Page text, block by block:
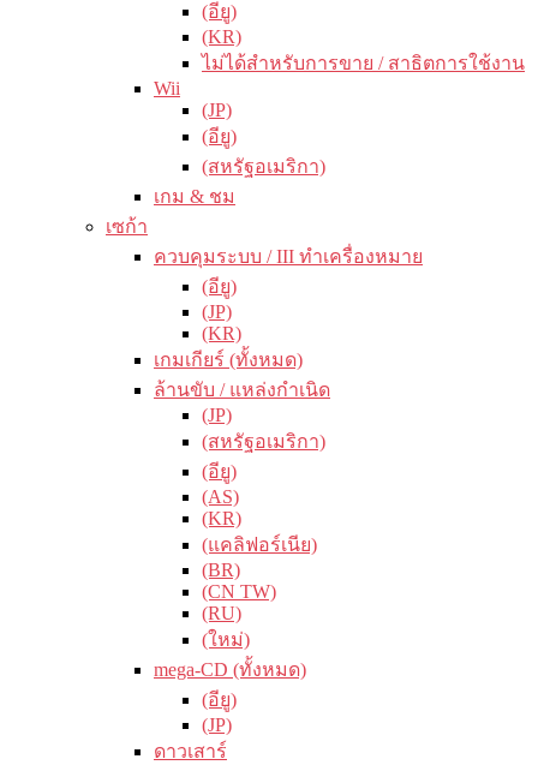
(อียู)
(KR)
ไม่ได้สำหรับการขาย / สาธิตการใช้งาน
Wii
(JP)
(อียู)
(สหรัฐอเมริกา)
เกม & ชม
เซก้า
ควบคุมระบบ / III ทำเครื่องหมาย
(อียู)
(JP)
(KR)
เกมเกียร์ (ทั้งหมด)
ล้านขับ / แหล่งกำเนิด
(JP)
(สหรัฐอเมริกา)
(อียู)
(AS)
(KR)
(แคลิฟอร์เนีย)
(BR)
(CN TW)
(RU)
(ใหม่)
mega-CD (ทั้งหมด)
(อียู)
(JP)
ดาวเสาร์